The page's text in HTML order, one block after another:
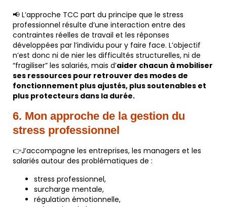
📢 L’approche TCC part du principe que le stress
professionnel résulte d’une interaction entre des
contraintes réelles de travail et les réponses
développées par l’individu pour y faire face. L’objectif
n’est donc ni de nier les difficultés structurelles, ni de
“fragiliser” les salariés, mais d’aider chacun à mobiliser
ses ressources pour retrouver des modes de
fonctionnement plus ajustés, plus soutenables et
plus protecteurs dans la durée.
6. Mon approche de la gestion du
stress professionnel
👉J’accompagne les entreprises, les managers et les
salariés autour des problématiques de :
stress professionnel,
surcharge mentale,
régulation émotionnelle,